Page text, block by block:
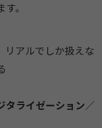
。
リアルでしか扱えな
タライゼーション／